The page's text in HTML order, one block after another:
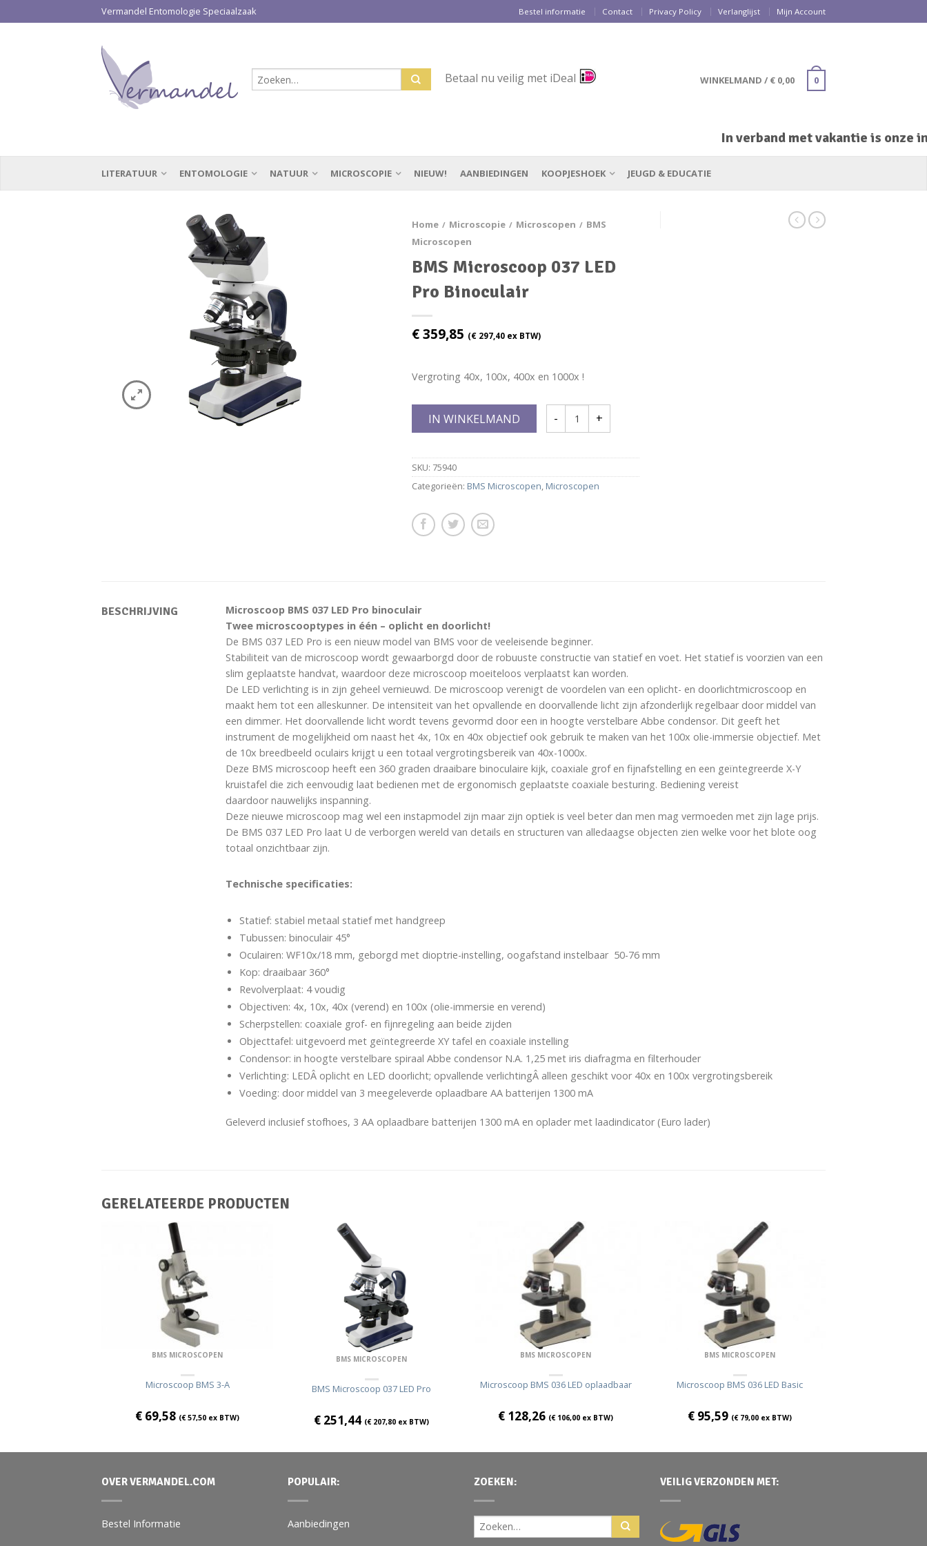
Vermandel Entomologie Speciaalzaak Bestel informatie Contact Privacy Policy Verlanglijst Mijn Account
Betaal nu veilig met iDeal WINKELMAND / € 0,00 0
In verband met vakantie is onze
LITERATUUR ENTOMOLOGIE NATUUR MICROSCOPIE NIEUW! AANBIEDINGEN KOOPJESHOEK JEUGD & EDUCATIE
Home / Microscopie / Microscopen / BMS
Microscopen
BMS Microscoop 037 LED
Pro Binoculair
€359,85 (€ 297,40 ex BTW)
Vergroting 40x, 100x, 400x en 1000x !
IN WINKELMAND
SKU: 75940
Categorieën: BMS Microscopen, Microscopen
BESCHRIJVING
Microscoop BMS 037 LED Pro binoculair
Twee microscooptypes in één – oplicht en doorlicht!
De BMS 037 LED Pro is een nieuw model van BMS voor de veeleisende beginner.
Stabiliteit van de microscoop wordt gewaarborgd door de robuuste constructie van statief en voet. Het statief is voorzien van een
slim geplaatste handvat, waardoor deze microscoop moeiteloos verplaatst kan worden.
De LED verlichting is in zijn geheel vernieuwd. De microscoop verenigt de voordelen van een oplicht- en doorlichtmicroscoop en
maakt hem tot een alleskunner. De intensiteit van het opvallende en doorvallende licht zijn afzonderlijk regelbaar door middel van
een dimmer. Het doorvallende licht wordt tevens gevormd door een in hoogte verstelbare Abbe condensor. Dit geeft het
instrument de mogelijkheid om naast het 4x, 10x en 40x objectief ook gebruik te maken van het 100x olie-immersie objectief. Met
de 10x breedbeeld oculairs krijgt u een totaal vergrotingsbereik van 40x-1000x.
Deze BMS microscoop heeft een 360 graden draaibare binoculaire kijk, coaxiale grof en fijnafstelling en een geïntegreerde X-Y
kruistafel die zich eenvoudig laat bedienen met de ergonomisch geplaatste coaxiale besturing. Bediening vereist
daardoor nauwelijks inspanning.
Deze nieuwe microscoop mag wel een instapmodel zijn maar zijn optiek is veel beter dan men mag vermoeden met zijn lage prijs.
De BMS 037 LED Pro laat U de verborgen wereld van details en structuren van alledaagse objecten zien welke voor het blote oog
totaal onzichtbaar zijn.
Technische specificaties:
Statief: stabiel metaal statief met handgreep
Tubussen: binoculair 45°
Oculairen: WF10x/18 mm, geborgd met dioptrie-instelling, oogafstand instelbaar 50-76 mm
Kop: draaibaar 360°
Revolverplaat: 4 voudig
Objectiven: 4x, 10x, 40x (verend) en 100x (olie-immersie en verend)
Scherpstellen: coaxiale grof- en fijnregeling aan beide zijden
Objecttafel: uitgevoerd met geïntegreerde XY tafel en coaxiale instelling
Condensor: in hoogte verstelbare spiraal Abbe condensor N.A. 1,25 met iris diafragma en filterhouder
Verlichting: LEDÂ oplicht en LED doorlicht; opvallende verlichtingÂ alleen geschikt voor 40x en 100x vergrotingsbereik
Voeding: door middel van 3 meegeleverde oplaadbare AA batterijen 1300 mA
Geleverd inclusief stofhoes, 3 AA oplaadbare batterijen 1300 mA en oplader met laadindicator (Euro lader)
GERELATEERDE PRODUCTEN
BMS MICROSCOPEN
Microscoop BMS 3-A
€ 69,58 (€57,50 ex BTW)
BMS MICROSCOPEN
BMS Microscoop 037 LED Pro
€ 251,44 (€207,80 ex BTW)
BMS MICROSCOPEN
Microscoop BMS 036 LED oplaadbaar
€ 128,26 (€106,00 ex BTW)
BMS MICROSCOPEN
Microscoop BMS 036 LED Basic
€ 95,59 (€79,00 ex BTW)
OVER VERMANDEL.COM
Bestel Informatie
POPULAIR:
Aanbiedingen
ZOEKEN: VEILIG VERZONDEN MET: